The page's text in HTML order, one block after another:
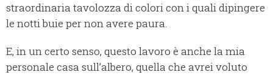
straordinaria tavolozza di colori con i quali dipingere
le notti buie per non avere paura.
E, in un certo senso, questo lavoro è anche la mia
personale casa sull’albero, quella che avrei voluto